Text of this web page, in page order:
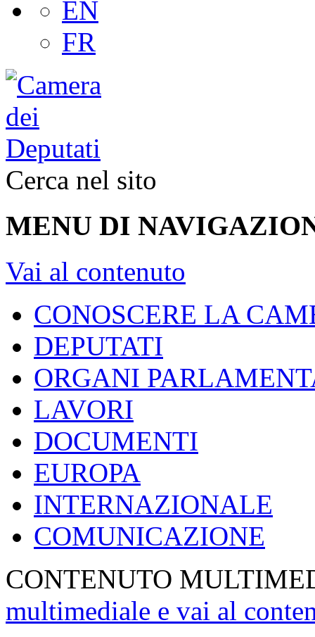
EN
FR
Cerca nel sito
MENU DI
Vai al contenuto
CONOSCERE LA
DEPUTATI
ORGANI
LAVORI
DOCUMENTI
EUROPA
INTERNAZIONALE
COMUNICAZIONE
CONTENUTO
multimediale e vai al